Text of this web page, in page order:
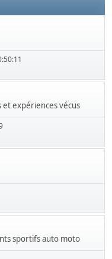
et expériences vécus
sportifs auto moto